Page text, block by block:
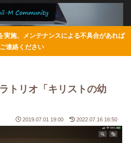
実施、メンテナンスによる不具合があれば
ご連絡ください
トリオ「キリストの幼
2019.07.01 19:00 2022.07.16 16:50